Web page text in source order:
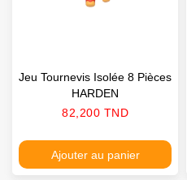
Jeu Tournevis Isolée 8 Pièces
HARDEN
Prix
82,200 TND
Ajouter au panier